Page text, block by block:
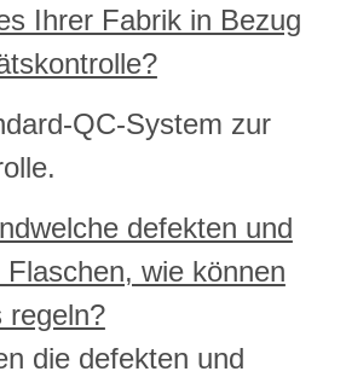
Ihrer Fabrik in Bezug
QC-System zur
defekten und
wie können
regeln?
die defekten und